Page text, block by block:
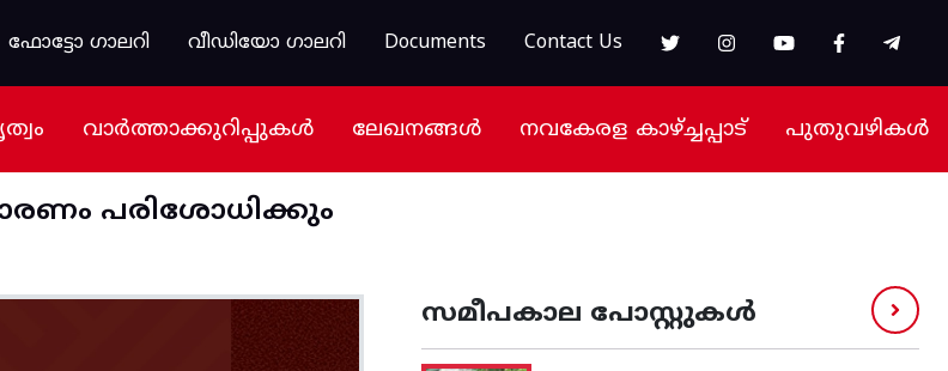
ഫോട്ടോ ഗാലറി വീഡിയോ ഗാലറി Documents Contact Us
വാർത്താക്കുറിപ്പുകൾ ലേഖനങ്ങൾ നവകേരള കാഴ്ച്ചപ്പാട് പുതുവഴികൾ
പരിശോധിക്കും
സമീപകാല പോസ്റ്റുകൾ